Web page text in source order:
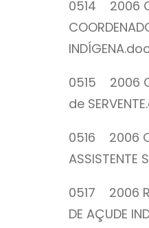
0514 2006
INDÍGENA.doc
0515 2006
de
0516 2006
ASSISTENTE
0517 2006
DE AÇUDE